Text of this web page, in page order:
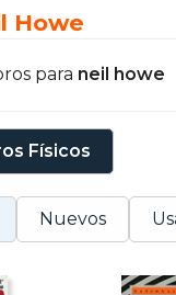
Entre sus
(1991), 13th
Cuarto Giro, y
en la sociedad
Howe
para neil howe
Físicos
Nuevos